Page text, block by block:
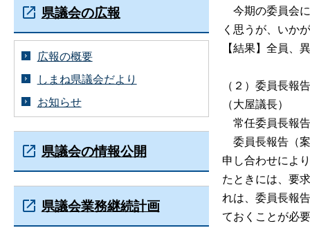
今期の委員会
く思うが、いか
【結果】全員、
（２）委員長報
（大屋議長）
常任委員長報
委員長報告（
申し合わせによ
たときには、要
れは、委員長報
ておくことが必
県議会の広報
広報の概要
しまね県議会だより
お知らせ
県議会の情報公開
県議会業務継続計画